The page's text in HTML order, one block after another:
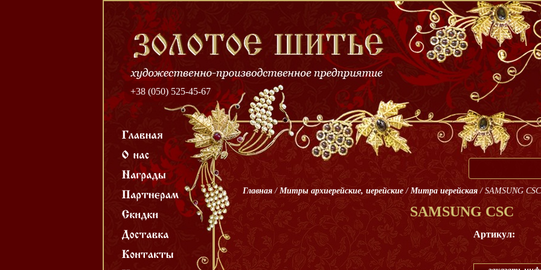
+38 (050) 525-45-67
Главная / Митры архиерейские, иерейские / Митра иерейская / SAMSUNG CSC
SAMSUNG CSC
Артикул: